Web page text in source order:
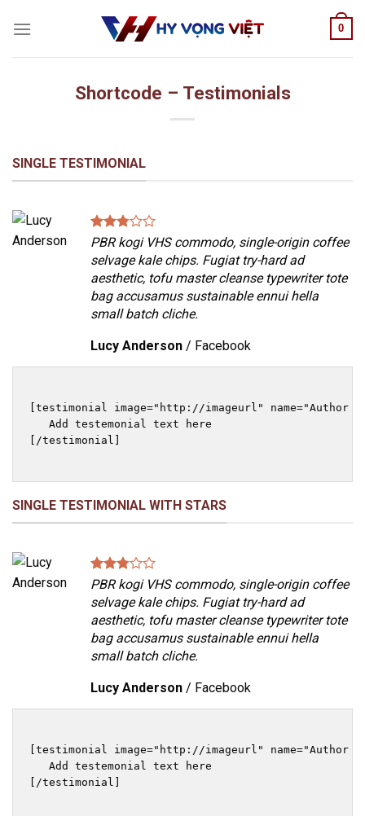
0
Shortcode – Testimonials
SINGLE TESTIMONIAL
PBR kogi VHS commodo, single-origin coffee
selvage kale chips. Fugiat try-hard ad
aesthetic, tofu master cleanse typewriter tote
bag accusamus sustainable ennui hella
small batch cliche.
Lucy Anderson / Facebook
[testimonial image="http://imageurl" name="Author
   Add testemonial text here
[/testimonial]
SINGLE TESTIMONIAL WITH STARS
PBR kogi VHS commodo, single-origin coffee
selvage kale chips. Fugiat try-hard ad
aesthetic, tofu master cleanse typewriter tote
bag accusamus sustainable ennui hella
small batch cliche.
Lucy Anderson / Facebook
[testimonial image="http://imageurl" name="Author
   Add testemonial text here
[/testimonial]